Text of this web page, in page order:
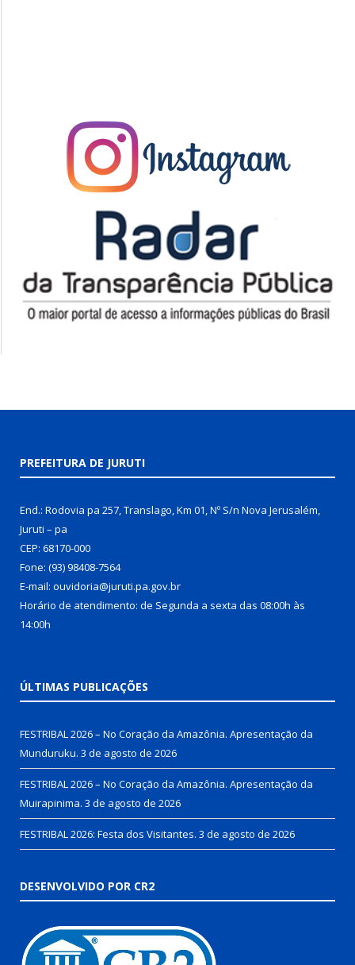
PREFEITURA DE JURUTI
End.: Rodovia pa 257, Translago, Km 01, Nº S/n Nova Jerusalém,
Juruti – pa
CEP: 68170-000
Fone: (93) 98408-7564
E-mail: ouvidoria@juruti.pa.gov.br
Horário de atendimento: de Segunda a sexta das 08:00h às
14:00h
ÚLTIMAS PUBLICAÇÕES
FESTRIBAL 2026 – No Coração da Amazônia. Apresentação da
Munduruku. 3 de agosto de 2026
FESTRIBAL 2026 – No Coração da Amazônia. Apresentação da
Muirapinima. 3 de agosto de 2026
FESTRIBAL 2026: Festa dos Visitantes. 3 de agosto de 2026
DESENVOLVIDO POR CR2